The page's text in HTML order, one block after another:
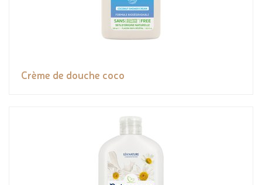
Crème de douche coco